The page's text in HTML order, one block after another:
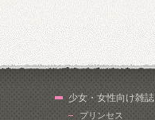
少女・女性向け雑誌
プリンセス